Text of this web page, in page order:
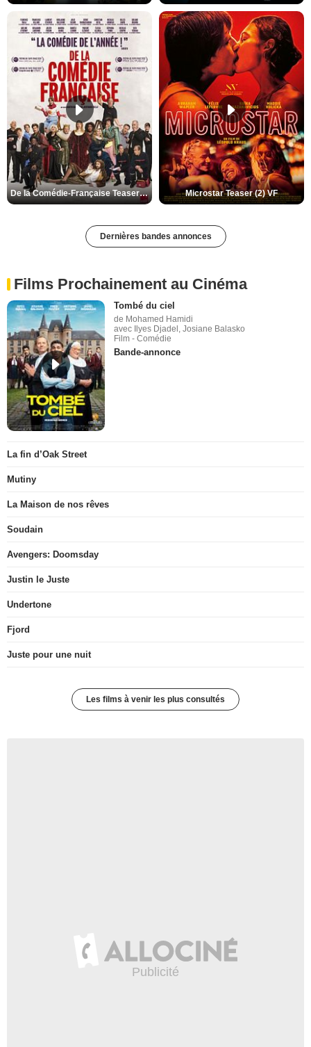
De la Comédie-Française Teaser (3) VF Microstar Teaser (2) VF
Dernières bandes annonces
Films Prochainement au Cinéma
Tombé du ciel
de Mohamed Hamidi
avec Ilyes Djadel, Josiane Balasko
Film - Comédie
Bande-annonce
La fin d’Oak Street
Mutiny
La Maison de nos rêves
Soudain
Avengers: Doomsday
Justin le Juste
Undertone
Fjord
Juste pour une nuit
Les films à venir les plus consultés